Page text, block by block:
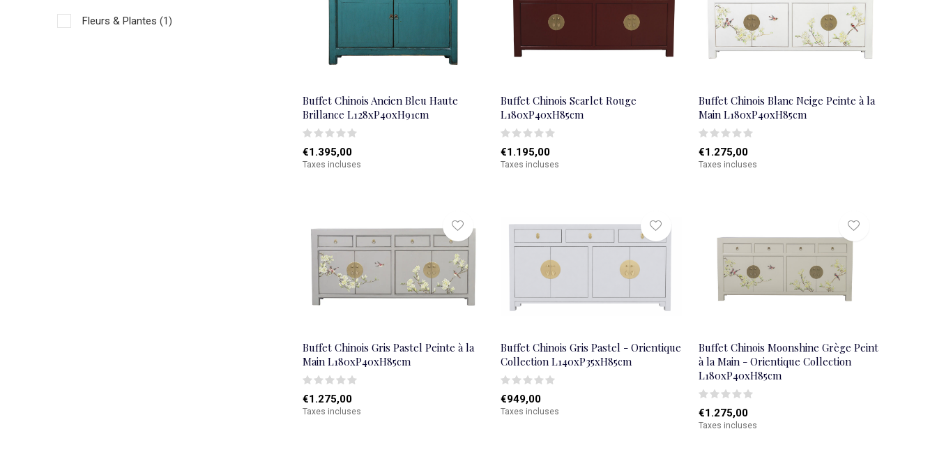
Buffet Chinois Ancien Bleu Haute
Brillance L128xP40xH91cm
€1.395,00
Taxes incluses
Buffet Chinois Scarlet Rouge
L180xP40xH85cm
€1.195,00
Taxes incluses
Buffet Chinois Blanc Neige Peinte à la
Main L180xP40xH85cm
€1.275,00
Taxes incluses
Buffet Chinois Gris Pastel Peinte à la
Main L180xP40xH85cm
€1.275,00
Taxes incluses
Buffet Chinois Gris Pastel - Orientique
Collection L140xP35xH85cm
€949,00
Taxes incluses
Buffet Chinois Moonshine Grège Peint
à la Main - Orientique Collection
L180xP40xH85cm
€1.275,00
Taxes incluses
Fleurs & Plantes (1)